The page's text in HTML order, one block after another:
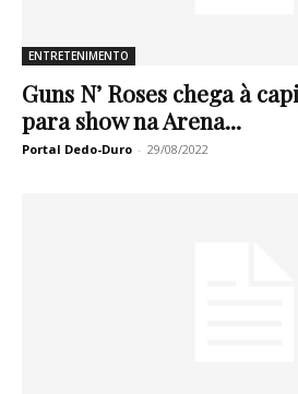
ENTRETENIMENTO
Guns N’ Roses chega à
para show na Arena...
Portal Dedo-Duro - 29/08/2022